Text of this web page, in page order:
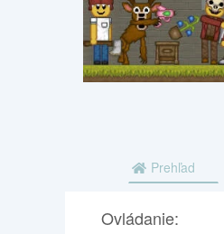
Prehľad
Ovládanie: